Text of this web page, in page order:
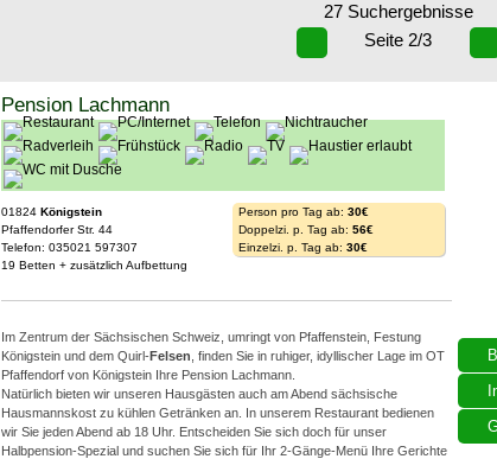
27 Suchergebnisse
Seite 2/3
Pension Lachmann
01824 Königstein
Pfaffendorfer Str. 44
Telefon: 035021 597307
19 Betten + zusätzlich Aufbettung
Person pro Tag ab: 30€
Doppelzi. p. Tag ab: 56€
Einzelzi. p. Tag ab: 30€
Im Zentrum der Sächsischen Schweiz, umringt von Pfaffenstein, Festung
Königstein und dem Quirl-Felsen , finden Sie in ruhiger, idyllischer Lage im OT
Pfaffendorf von Königstein Ihre Pension Lachmann.
Natürlich bieten wir unseren Hausgästen auch am Abend sächsische
Hausmannskost zu kühlen Getränken an. In unserem Restaurant bedienen
wir Sie jeden Abend ab 18 Uhr. Entscheiden Sie sich doch für unser
Halbpension-Spezial und suchen Sie sich für Ihr 2-Gänge-Menü Ihre Gerichte